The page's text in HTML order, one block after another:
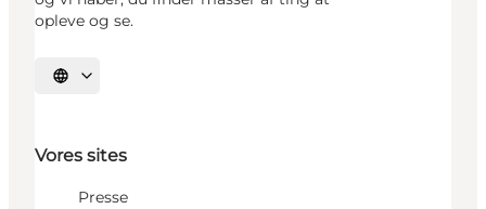
opleve og se.
Vælg sprog
Vores sites
Presse